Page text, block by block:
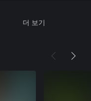
더 보기